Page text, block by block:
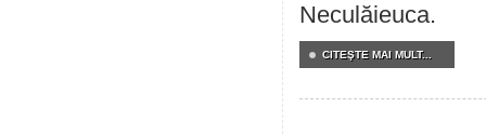
Neculăieuca.
CITEŞTE MAI MULT...